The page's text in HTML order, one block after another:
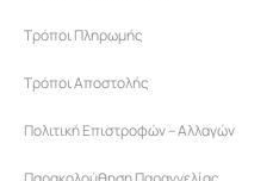
Τρόποι Πληρωμής
Τρόποι Αποστολής
Πολιτική Επιστροφών – Αλλαγών